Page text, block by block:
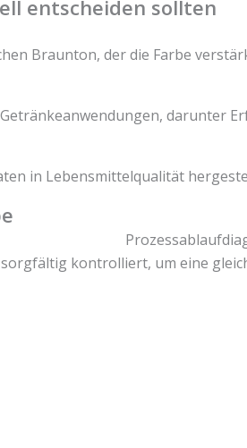
entscheiden sollten
Braunton, der die Farbe
darunter
in Lebensmittelqualität
kontrolliert, um eine